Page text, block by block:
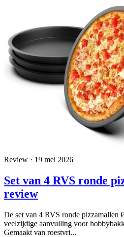
Review · 19 mei 2026
Set van 4 RVS ronde
review
De set van 4 RVS ronde pizzamallen
veelzijdige aanvulling voor
Gemaakt van roestvri...